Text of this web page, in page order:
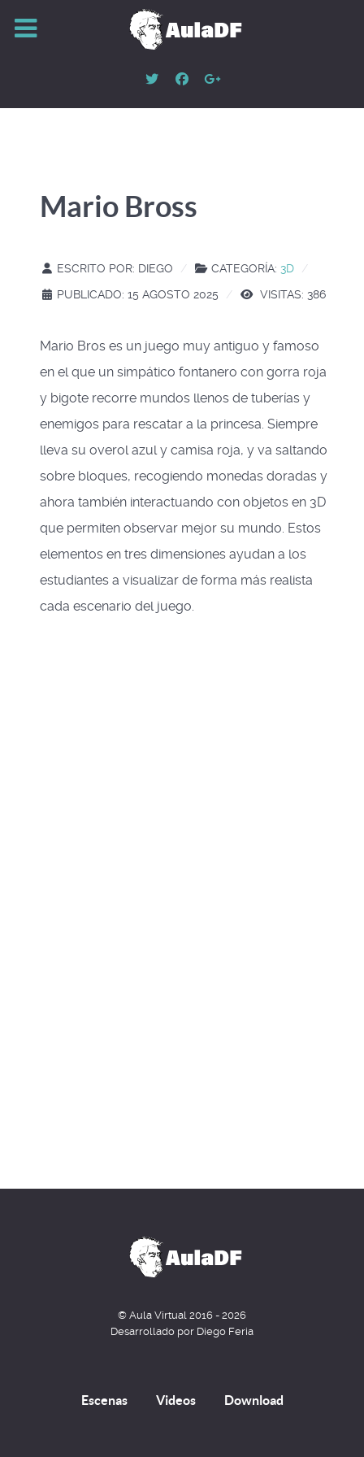
Mario Bross
ESCRITO POR: DIEGO CATEGORÍA: 3D
PUBLICADO: 15 AGOSTO 2025
VISITAS: 386
Mario Bros es un juego muy antiguo y famoso
en el que un simpático fontanero con gorra roja
y bigote recorre mundos llenos de tuberías y
enemigos para rescatar a la princesa. Siempre
lleva su overol azul y camisa roja, y va saltando
sobre bloques, recogiendo monedas doradas y
ahora también interactuando con objetos en 3D
que permiten observar mejor su mundo. Estos
elementos en tres dimensiones ayudan a los
estudiantes a visualizar de forma más realista
cada escenario del juego.
© Aula Virtual 2016 - 2026
Desarrollado por Diego Feria
Escenas Videos Download